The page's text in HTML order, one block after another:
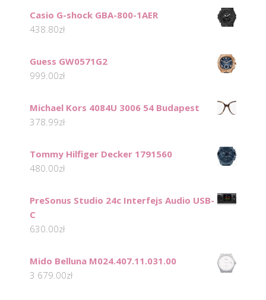
Casio G-shock GBA-800-1AER
438.80zł
Guess GW0571G2
999.00zł
Michael Kors 4084U 3006 54 Budapest
378.99zł
Tommy Hilfiger Decker 1791560
480.00zł
PreSonus Studio 24c Interfejs Audio USB-
C
630.00zł
Mido Belluna M024.407.11.031.00
3 679.00zł